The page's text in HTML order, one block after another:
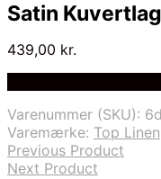
Satin
439,00 kr.
Varenummer (SKU):
Varemærke: Top Linen
Previous Product
Next Product